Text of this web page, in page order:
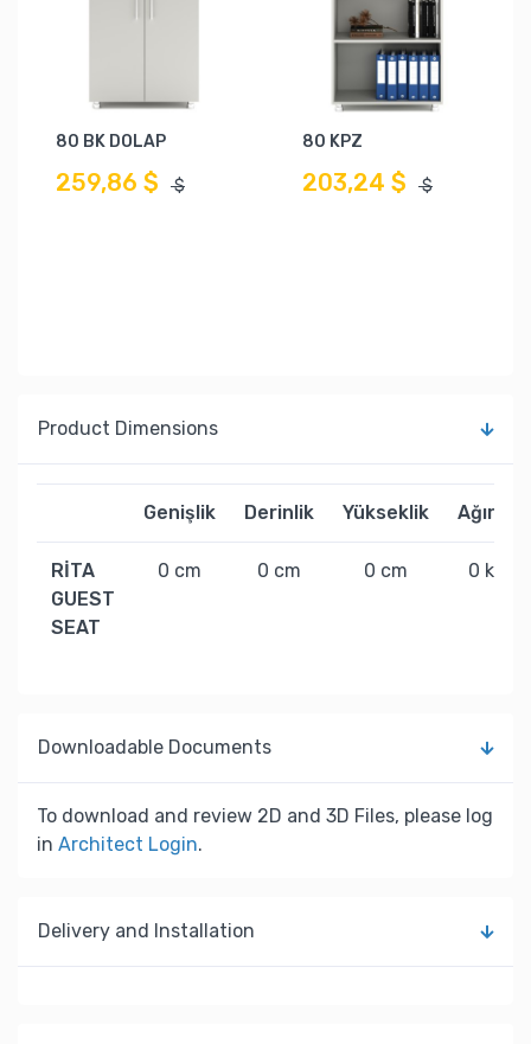
80 BK DOLAP
259,86 $ $
80 KPZ
203,24 $ $
Product Dimensions
Genişlik Derinlik Yükseklik Ağırlık
RİTA
GUEST
SEAT
0 cm 0 cm 0 cm 0 kg
Downloadable Documents
To download and review 2D and 3D Files, please log
in Architect Login.
Delivery and Installation